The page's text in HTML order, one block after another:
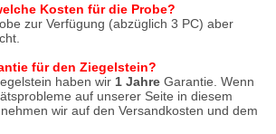
Kosten für die Probe?
zur Verfügung (abzüglich 3 PC) aber
für den Ziegelstein?
haben wir 1 JahreGarantie. Wenn
auf unserer Seite in diesem
wir auf den Versandkosten und dem